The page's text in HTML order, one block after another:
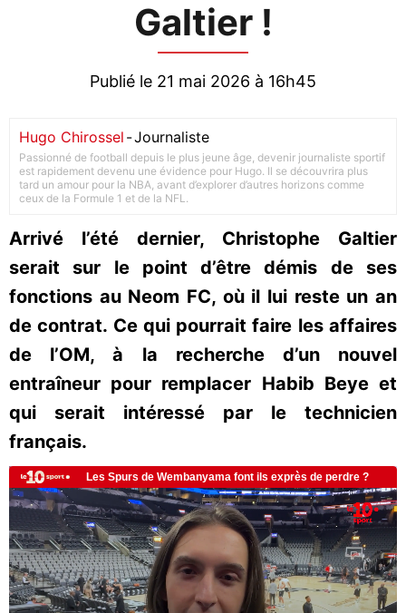
Galtier !
Publié le 21 mai 2026 à 16h45
Hugo Chirossel -Journaliste
Passionné de football depuis le plus jeune âge, devenir journaliste sportif
est rapidement devenu une évidence pour Hugo. Il se découvrira plus
tard un amour pour la NBA, avant d’explorer d’autres horizons comme
ceux de la Formule 1 et de la NFL.
Arrivé l’été dernier, Christophe Galtier
serait sur le point d’être démis de ses
fonctions au Neom FC, où il lui reste un an
de contrat. Ce qui pourrait faire les affaires
de l’OM, à la recherche d’un nouvel
entraîneur pour remplacer Habib Beye et
qui serait intéressé par le technicien
français.